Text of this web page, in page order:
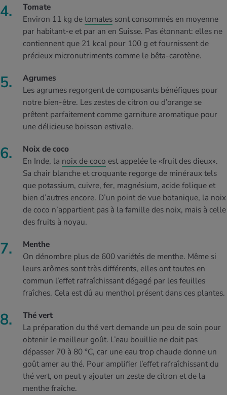
Tomate
Environ 11 kg detomates sont consommés en moyenne
par habitant-e et par an en Suisse. Pas étonnant: elles ne
contiennent que 21 kcal pour 100 g et fournissent de
précieux micronutriments comme le bêta-carotène.
Agrumes
Les agrumes regorgent de composants bénéfiques pour
notre bien-être. Les zestes de citron ou d’orange se
prêtent parfaitement comme garniture aromatique pour
une délicieuse boisson estivale.
Noix de coco
En Inde, la noix de coco est appelée le «fruit des dieux».
Sa chair blanche et croquante regorge de minéraux tels
que potassium, cuivre, fer, magnésium, acide folique et
bien d’autres encore. D’un point de vue botanique, la noix
de coco n’appartient pas à la famille des noix, mais à celle
des fruits à noyau.
Menthe
On dénombre plus de 600 variétés de menthe. Même si
leurs arômes sont très différents, elles ont toutes en
commun l’effet rafraîchissant dégagé par les feuilles
fraîches. Cela est dû au menthol présent dans ces plantes.
Thé vert
La préparation du thé vert demande un peu de soin pour
obtenir le meilleur goût. L’eau bouillie ne doit pas
dépasser 70 à 80 °C, car une eau trop chaude donne un
goût amer au thé. Pour amplifier l’effet rafraîchissant du
thé vert, on peut y ajouter un zeste de citron et de la
menthe fraîche.